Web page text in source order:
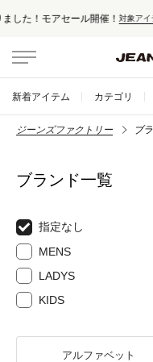
セール対象外
新着アイテム カテゴリ
ジーンズファクトリー ブ
ブランド一覧
指定なし
MENS
LADYS
KIDS
アルファベット